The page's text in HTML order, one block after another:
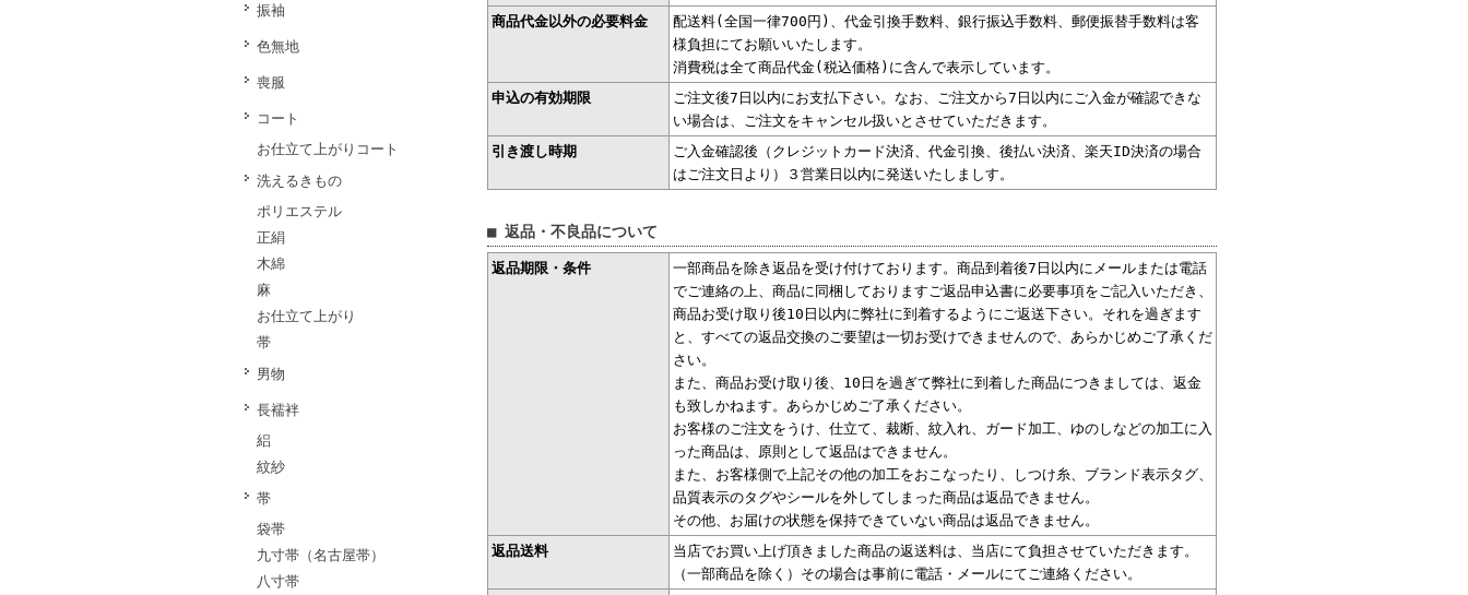
振袖
色無地
喪服
コート
お仕立て上がりコート
洗えるきもの
ポリエステル
正絹
木綿
麻
お仕立て上がり
帯
男物
長襦袢
絽
紋紗
帯
袋帯
九寸帯（名古屋帯）
八寸帯
商品代金以外の必要料金
配送料(全国一律700円)、代金引換手数料、銀行振込手数料、郵便振替手数料は客
様負担にてお願いいたします。
消費税は全て商品代金(税込価格)に含んで表示しています。
申込の有効期限
ご注文後7日以内にお支払下さい。なお、ご注文から7日以内にご入金が確認できな
い場合は、ご注文をキャンセル扱いとさせていただきます。
引き渡し時期
ご入金確認後（クレジットカード決済、代金引換、後払い決済、楽天ID決済の場合
はご注文日より）３営業日以内に発送いたしましす。
■ 返品・不良品について
返品期限・条件
一部商品を除き返品を受け付けております。商品到着後7日以内にメールまたは電話
でご連絡の上、商品に同梱しておりますご返品申込書に必要事項をご記入いただき、
商品お受け取り後10日以内に弊社に到着するようにご返送下さい。それを過ぎます
と、すべての返品交換のご要望は一切お受けできませんので、あらかじめご了承くだ
さい。
また、商品お受け取り後、10日を過ぎて弊社に到着した商品につきましては、返金
も致しかねます。あらかじめご了承ください。
お客様のご注文をうけ、仕立て、裁断、紋入れ、ガード加工、ゆのしなどの加工に入
った商品は、原則として返品はできません。
また、お客様側で上記その他の加工をおこなったり、しつけ糸、ブランド表示タグ、
品質表示のタグやシールを外してしまった商品は返品できません。
その他、お届けの状態を保持できていない商品は返品できません。
返品送料
当店でお買い上げ頂きました商品の返送料は、当店にて負担させていただきます。
（一部商品を除く）その場合は事前に電話・メールにてご連絡ください。